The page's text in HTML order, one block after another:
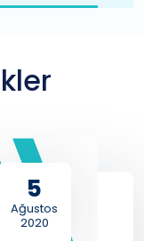
5
Ağustos
2020